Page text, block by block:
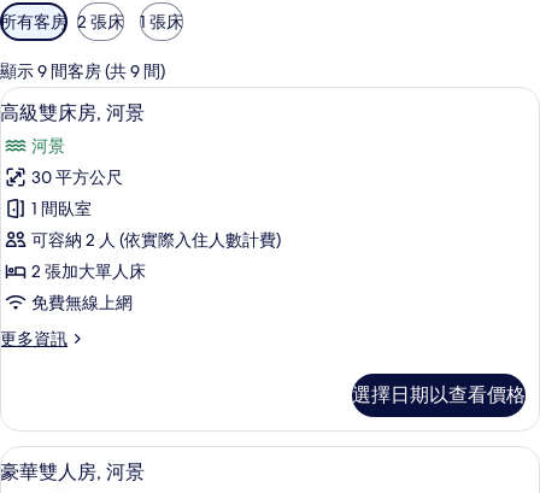
可
用
的
客
房
篩
選
條
件
所有客房 2 張床 1 張床
顯示 9 間客房 (共 9 間)
顯
高
級
雙
床
房,
景
所
有
相
12
高級雙床房, 河景
河景
30 平方公尺
1 間臥室
可容納 2 人 (依實際入住人數計費)
2 張加大單人床
免費無線上網
更多資訊
更
雙
床
房,
選擇日期以查看價格
顯
豪華雙人房, 河景 | 高級寢具、羽絨被
11
豪華雙人房, 河景